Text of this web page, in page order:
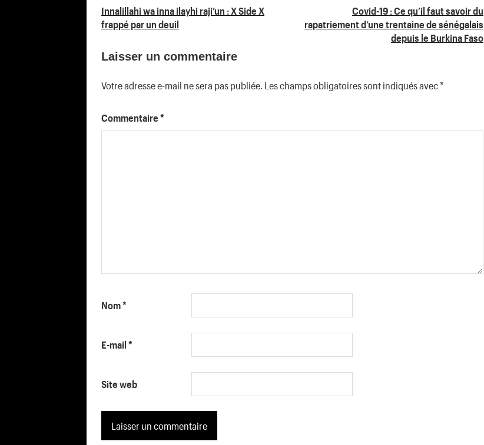
Navigation
de
l’article
Innalillahi wa inna ilayhi raji’un : X Side X
frappé par un deuil
Covid-19 : Ce qu’il faut savoir du
rapatriement d’une trentaine de sénégalais
depuis le Burkina Faso
Laisser un commentaire
Votre adresse e-mail ne sera pas publiée. Les champs obligatoires sont indiqués avec*
Commentaire *
Nom*
E-mail *
Site web